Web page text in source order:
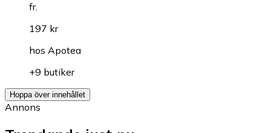
fr.
197 kr
hos Apotea
+9 butiker
Hoppa över innehållet
Annons